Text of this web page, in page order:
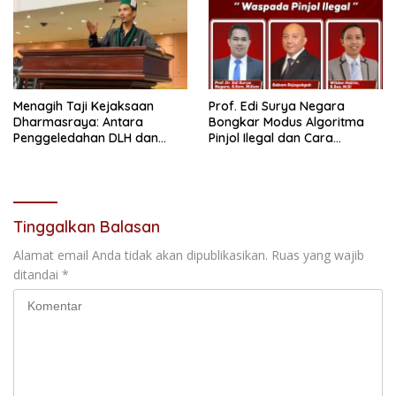
Menagih Taji Kejaksaan
Dharmasraya: Antara
Penggeledahan DLH dan
Prof. Edi Surya Negara
Bongkar Modus Algoritma
Pinjol Ilegal dan Cara
Tinggalkan Balasan
Alamat email Anda tidak akan dipublikasikan. Ruas yang wajib
ditandai *